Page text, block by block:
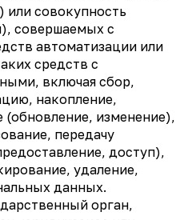
или совокупность
совершаемых с
автоматизации или
средств с
включая сбор,
накопление,
(обновление, изменение),
передачу
доступ),
удаление,
данных.
орган,